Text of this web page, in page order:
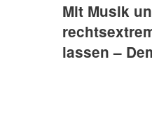
Mit Musik
lassen –